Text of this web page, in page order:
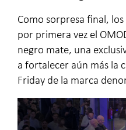
Como sorpresa final,
por primera vez el
negro mate, una
a fortalecer aún más la
Friday de la marca